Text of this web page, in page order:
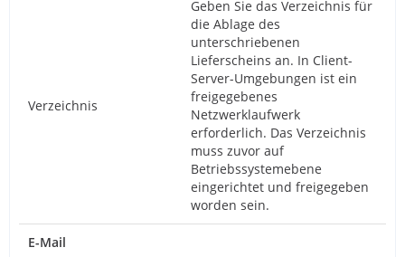
Verzeichnis
Geben Sie das Verzeichnis für
die Ablage des
unterschriebenen
Lieferscheins an. In Client-
Server-Umgebungen ist ein
freigegebenes
Netzwerklaufwerk
erforderlich. Das Verzeichnis
muss zuvor auf
Betriebssystemebene
eingerichtet und freigegeben
worden sein.
E-Mail